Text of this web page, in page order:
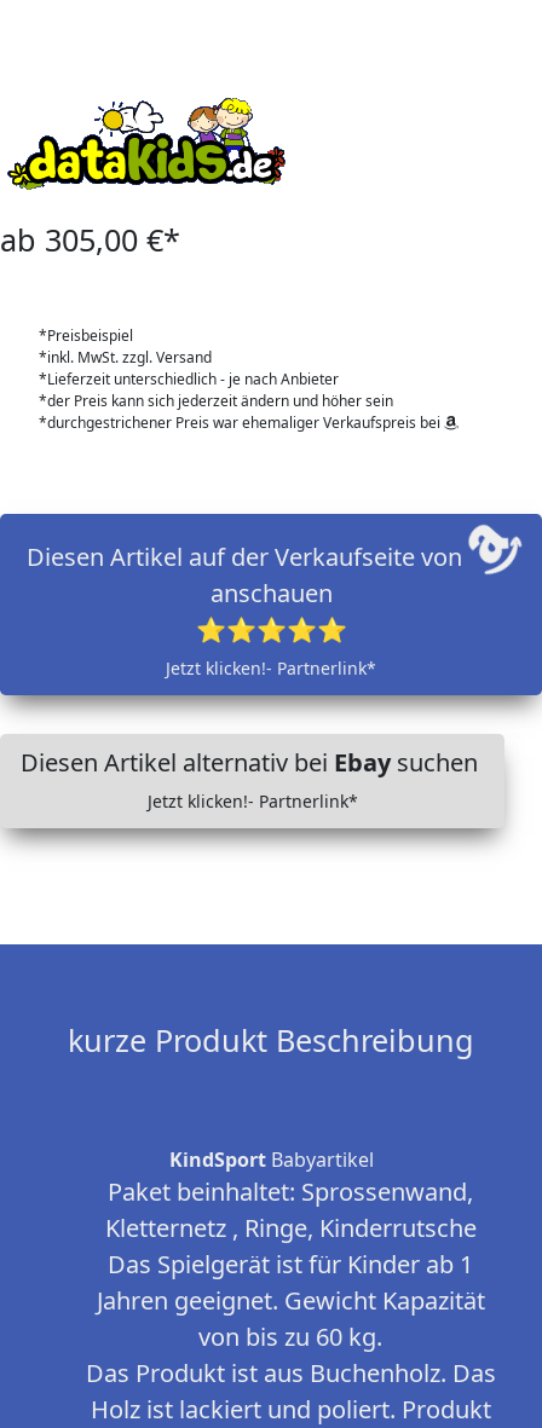
ab 305,00 €*
*Preisbeispiel
*inkl. MwSt. zzgl. Versand
*Lieferzeit unterschiedlich - je nach Anbieter
*der Preis kann sich jederzeit ändern und höher sein
*durchgestrichener Preis war ehemaliger Verkaufspreis bei
Diesen Artikel auf der Verkaufseite von
anschauen
⭐⭐⭐⭐⭐
Jetzt klicken!- Partnerlink*
Diesen Artikel alternativ bei Ebaysuchen
Jetzt klicken!- Partnerlink*
kurze Produkt Beschreibung
KindSportBabyartikel
Paket beinhaltet: Sprossenwand,
Kletternetz , Ringe, Kinderrutsche
Das Spielgerät ist für Kinder ab 1
Jahren geeignet. Gewicht Kapazität
von bis zu 60 kg.
Das Produkt ist aus Buchenholz. Das
Holz ist lackiert und poliert. Produkt